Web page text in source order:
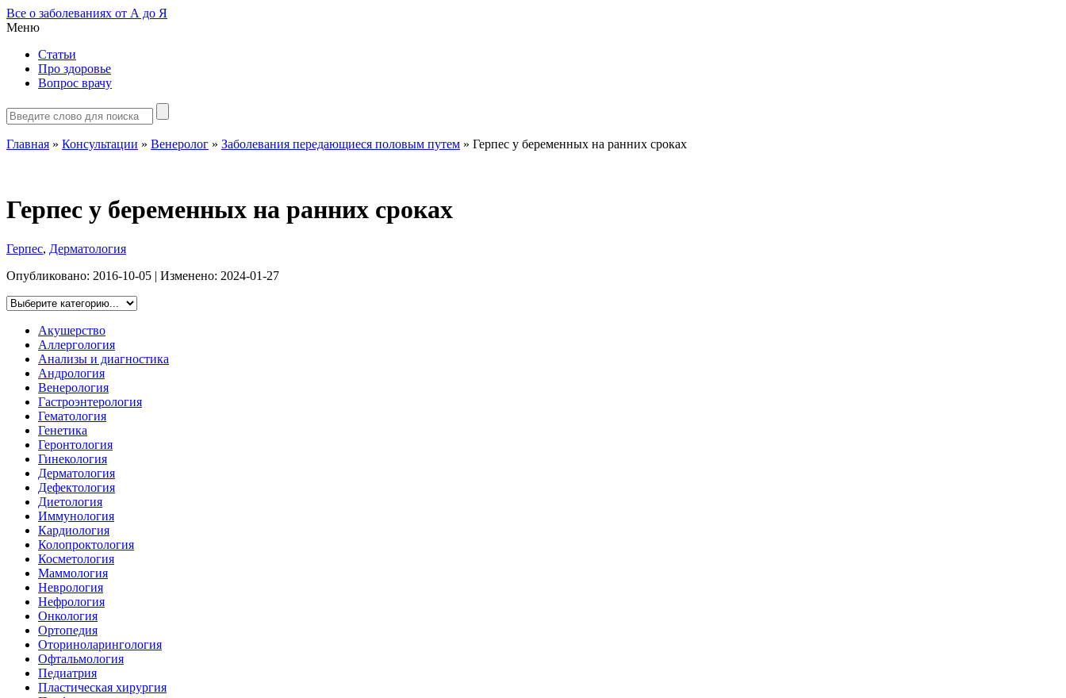
Все о заболеваниях от А до Я
Меню
Статьи
Про здоровье
Вопрос врачу
Главная » Консультации » Венеролог » Заболевания передающиеся половым путем » Герпес у беременных на ранних сроках
Герпес у беременных на ранних сроках
Герпес, Дерматология
Опубликовано: 2016-10-05 | Изменено: 2024-01-27
Акушерство
Аллергология
Анализы и диагностика
Андрология
Венерология
Гастроэнтерология
Гематология
Генетика
Геронтология
Гинекология
Дерматология
Дефектология
Диетология
Иммунология
Кардиология
Колопроктология
Косметология
Маммология
Неврология
Нефрология
Онкология
Ортопедия
Оториноларингология
Офтальмология
Педиатрия
Пластическая хирургия